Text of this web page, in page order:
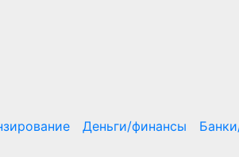
Деньги/финансы